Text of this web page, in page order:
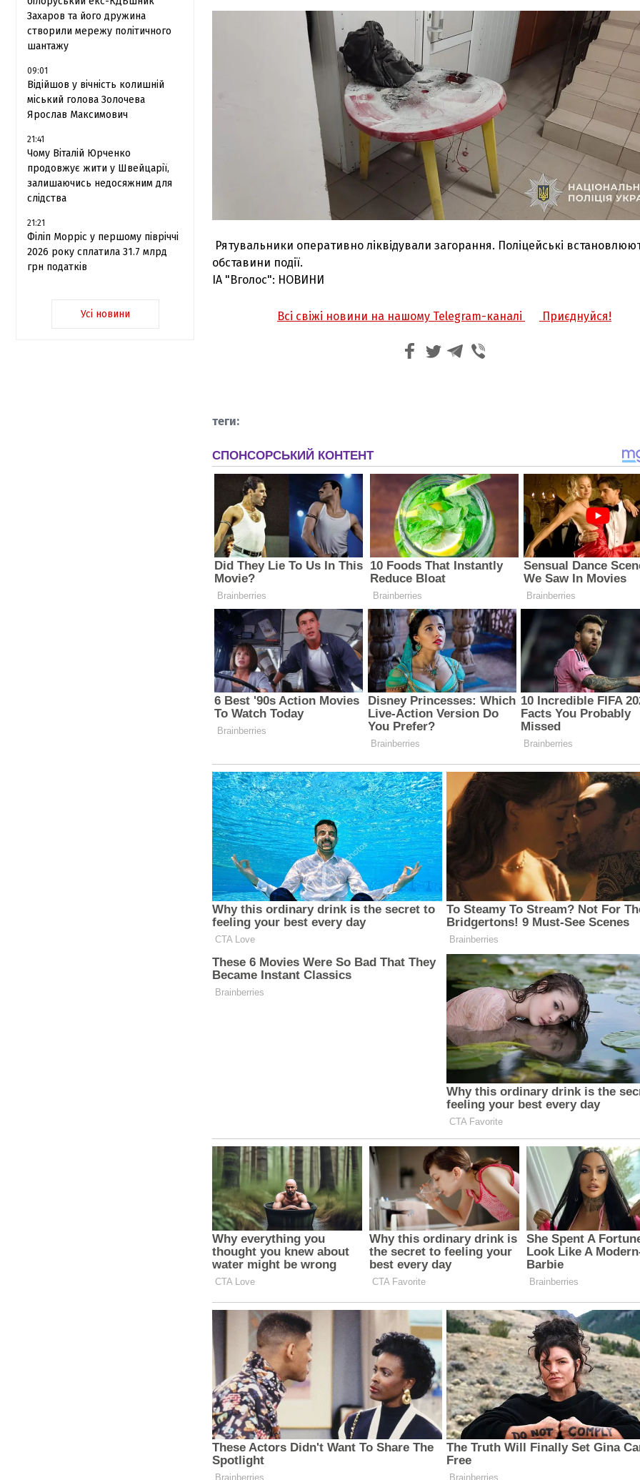
Захаров та його дружина
створили мережу політичного
шантажу
09:01
Відійшов у вічність колишній
міський голова Золочева
Ярослав Максимович
21:41
Чому Віталій Юрченко
продовжує жити у Швейцарії,
залишаючись недосяжним для
слідства
21:21
Філіп Морріс у першому півріччі
2026 року сплатила 31.7 млрд
грн податків
Усі новини
Рятувальники оперативно ліквідували загорання. Поліцейські
обставини події.
ІА "Вголос": НОВИНИ
Всі свіжі новини на нашому Telegram-каналі Приєднуйся!
З'явилося відео знищеного ворожого